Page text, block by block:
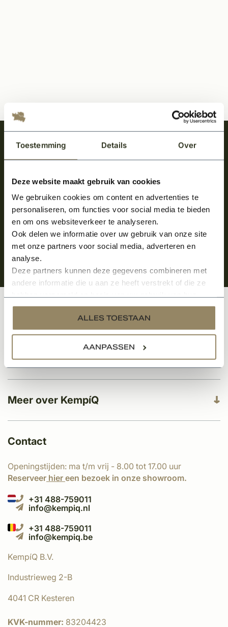
Toestemming Details Over
Deze website maakt gebruik van cookies
We gebruiken cookies om content en advertenties te
personaliseren, om functies voor social media te bieden
en om ons websiteverkeer te analyseren.
Ook delen we informatie over uw gebruik van onze site
met onze partners voor social media, adverteren en
analyse.
Deze partners kunnen deze gegevens combineren met
andere informatie die u aan ze heeft verstrekt of die ze
services.
ALLES TOESTAAN
AANPASSEN
Meld je aan en ontvang het laatste nieuws
over onze kempische bouwstijl!
Aanmelden voor de nieuwsbrief
Meer over KempíQ
Klantenservice
Categorieën
Contact
Openingstijden: ma t/m vrij - 8.00 tot 17.00 uur
Reserveer hier een bezoek in onze showroom.
+31 488-759011
info@kempiq.nl
+31 488-759011
info@kempiq.be
KempíQ B.V.
Industrieweg 2-B
4041 CR Kesteren
KVK-nummer: 83204423